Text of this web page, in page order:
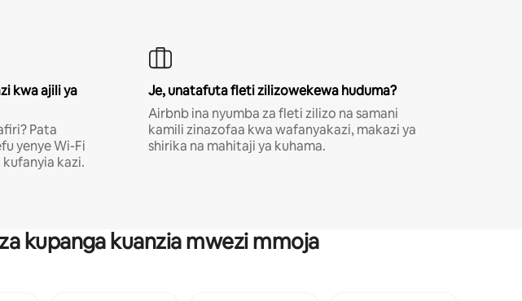
kwa ajili ya
Pata
yenye Wi-Fi
kufanyia kazi.
Je, unatafuta fleti zilizowekewa huduma?
Airbnb ina nyumba za fleti zilizo na samani
kamili zinazofaa kwa wafanyakazi, makazi ya
shirika na mahitaji ya kuhama.
kupanga kuanzia mwezi mmoja